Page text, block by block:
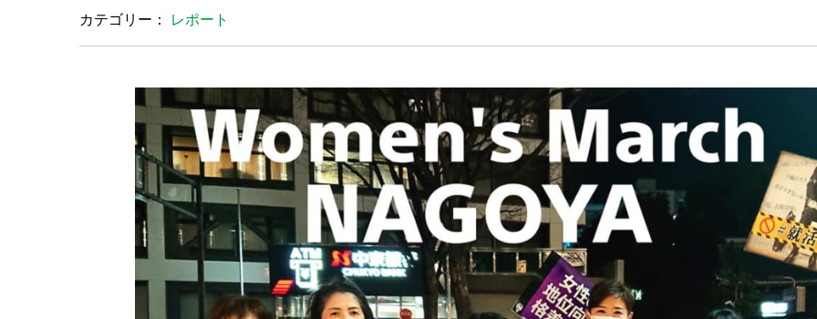
カテゴリー： レポート